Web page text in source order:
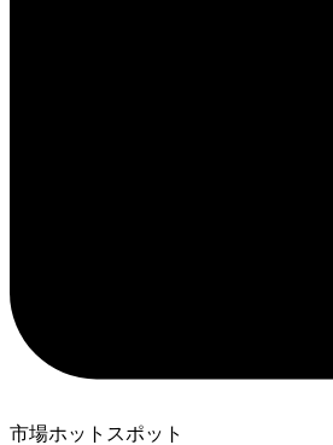
市場ホットスポット